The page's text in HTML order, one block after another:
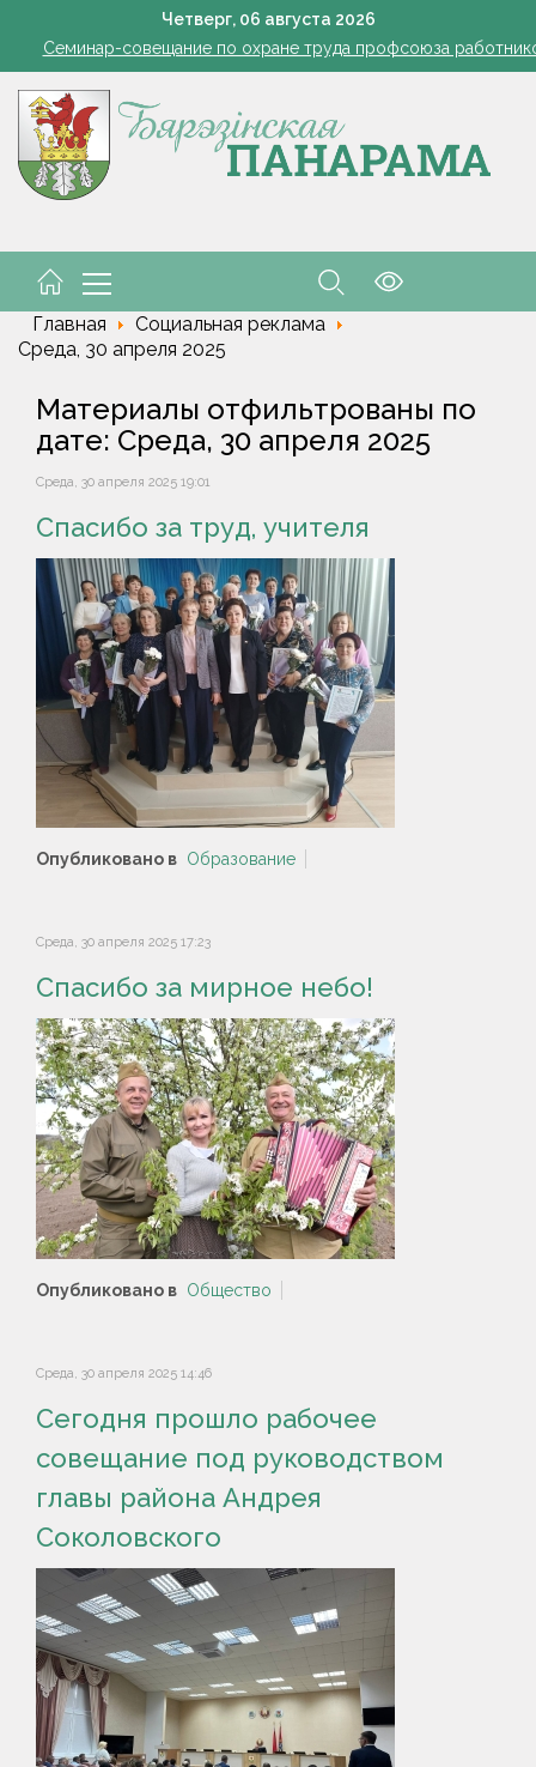
Четверг, 06 августа 2026
расходы на проезд, если у работника нет
Семинар-совещание по охране труда профсоюза
Ребенок провалился в канализационный колодец в
философию отношений с Алжиром и предложил ускорить
расходы на проезд, если у работника нет
Ребенок провалился в канализационный колодец в
Главная
Социальная реклама
Среда, 30 апреля 2025
Материалы отфильтрованы по
дате: Среда, 30 апреля 2025
Среда, 30 апреля 2025 19:01
Спасибо за труд, учителя
Опубликовано в Образование
Среда, 30 апреля 2025 17:23
Спасибо за мирное небо!
Опубликовано в Общество
Среда, 30 апреля 2025 14:46
Сегодня прошло рабочее
совещание под руководством
главы района Андрея
Соколовского